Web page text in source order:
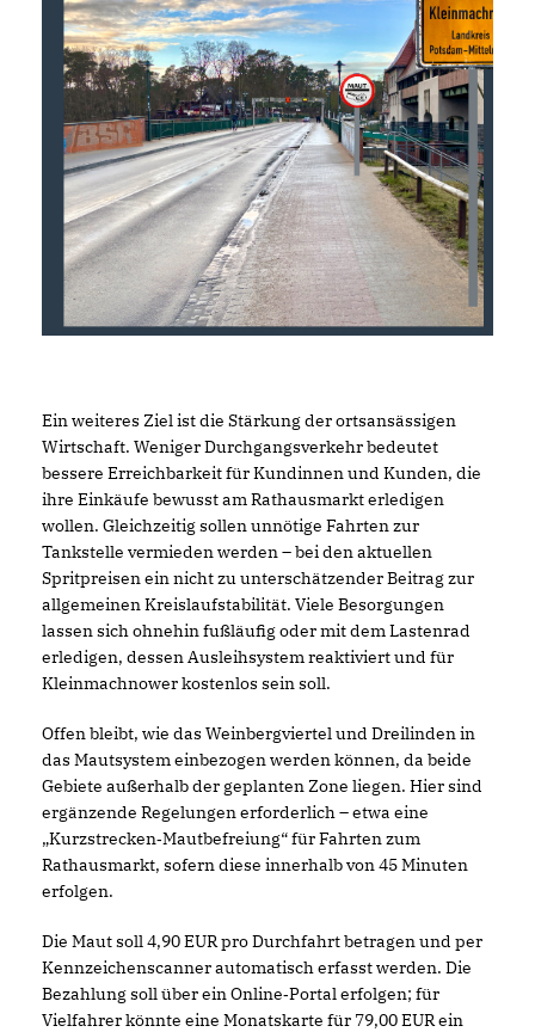
Ein weiteres Ziel ist die Stärkung der ortsansässigen
Wirtschaft. Weniger Durchgangsverkehr bedeutet
bessere Erreichbarkeit für Kundinnen und Kunden, die
ihre Einkäufe bewusst am Rathausmarkt erledigen
wollen. Gleichzeitig sollen unnötige Fahrten zur
Tankstelle vermieden werden – bei den aktuellen
Spritpreisen ein nicht zu unterschätzender Beitrag zur
allgemeinen Kreislaufstabilität. Viele Besorgungen
lassen sich ohnehin fußläufig oder mit dem Lastenrad
erledigen, dessen Ausleihsystem reaktiviert und für
Kleinmachnower kostenlos sein soll.
Offen bleibt, wie das Weinbergviertel und Dreilinden in
das Mautsystem einbezogen werden können, da beide
Gebiete außerhalb der geplanten Zone liegen. Hier sind
ergänzende Regelungen erforderlich – etwa eine
Kurzstrecken‑Mautbefreiung“ für Fahrten zum
Rathausmarkt, sofern diese innerhalb von 45 Minuten
erfolgen.
Die Maut soll 4,90 EUR pro Durchfahrt betragen und per
Kennzeichenscanner automatisch erfasst werden. Die
Bezahlung soll über ein Online‑Portal erfolgen; für
Vielfahrer könnte eine Monatskarte für 79,00 EUR ein